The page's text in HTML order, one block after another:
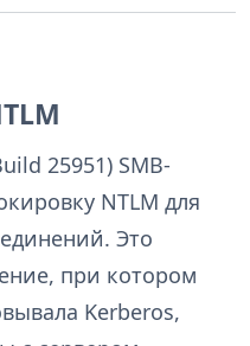
25951) SMB-
NTLM для
Это
при котором
Kerberos,